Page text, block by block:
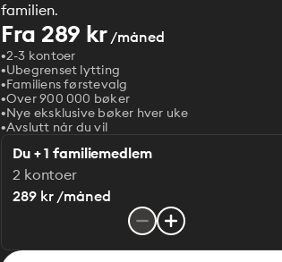
familien.
Fra 289 kr/måned
2-3 kontoer
Ubegrenset lytting
Familiens førstevalg
Over 900 000 bøker
Nye eksklusive bøker hver uke
Avslutt når du vil
Du + 1 familiemedlem
2 kontoer
289 kr /måned